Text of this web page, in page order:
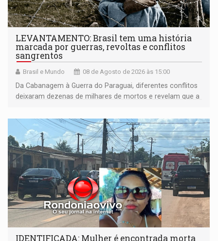
LEVANTAMENTO: Brasil tem uma história
marcada por guerras, revoltas e conflitos
sangrentos
Brasil e Mundo 08 de Agosto de 2026 às 15:00
Da Cabanagem à Guerra do Paraguai, diferentes conflitos
deixaram dezenas de milhares de mortos e revelam que a
territoriais e sociais
IDENTIFICADA: Mulher é encontrada morta